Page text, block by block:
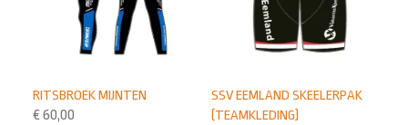
SSV EEMLAND SKEELERPAK
(TEAMKLEDING)
RITSBROEK MIJNTEN
€ 60,00